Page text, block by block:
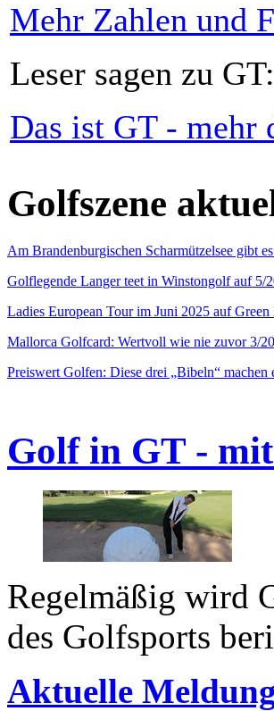
Mehr Zahlen und
Leser sagen zu
Das ist GT - mehr
Golfszene
Am Brandenburgischen Scharmützelsee gibt
Golflegende Langer teet in Winstongolf auf 5/
Ladies European Tour im Juni 2025 auf Green
Mallorca Golfcard: Wertvoll wie nie zuvor 3/
Preiswert Golfen: Diese drei „Bibeln“ machen
Golf in GT -
Regelmäßig wird
des Golfsports
Aktuelle